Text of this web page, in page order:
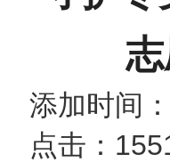
添加时间
点击：